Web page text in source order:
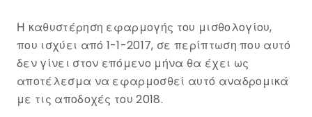
Η καθυστέρηση εφαρμογής του μισθολογίου,
που ισχύει από 1-1-2017, σε περίπτωση που αυτό
δεν γίνει στον επόμενο μήνα θα έχει ως
αποτέλεσμα να εφαρμοσθεί αυτό αναδρομικά
με τις αποδοχές του 2018.